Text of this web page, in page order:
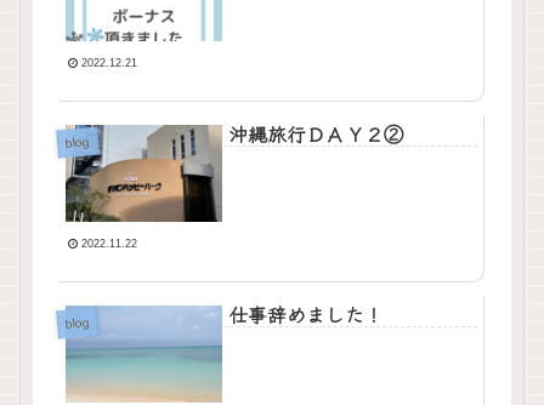
2022.12.21
blog 沖縄旅行ＤＡＹ２②
2022.11.22
blog 仕事辞めました！